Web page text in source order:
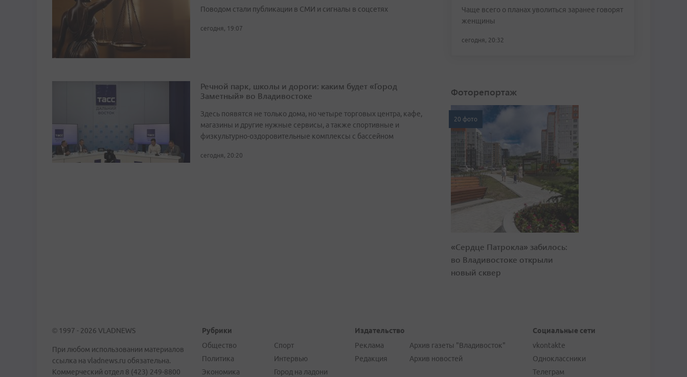
Поводом стали публикации в СМИ и сигналы в соцсетях
сегодня, 19:07
Речной парк, школы и дороги: каким будет «Город
Заметный» во Владивостоке
Здесь появятся не только дома, но четыре торговых центра, кафе,
магазины и другие нужные сервисы, а также спортивные и
физкультурно-оздоровительные комплексы с бассейном
сегодня, 20:20
Чаще всего о планах уволиться заранее говорят
женщины
сегодня, 20:32
Фоторепортаж
20 фото
«Сердце Патрокла» забилось:
во Владивостоке открыли
новый сквер
© 1997 - 2026 VLADNEWS
При любом использовании материалов
ссылка на vladnews.ru обязательна.
Коммерческий отдел 8 (423) 249-8800
Рубрики
Общество
Политика
Экономика
Спорт
Интервью
Город на ладони
Издательство
Реклама
Редакция
Архив газеты "Владивосток"
Архив новостей
Социальные сети
vkontakte
Одноклассники
Телеграм